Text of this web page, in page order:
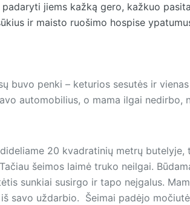
jiems kažką gero, kažkuo
ir maisto ruošimo hospise
buvo penki – keturios sesutės ir
automobilius, o mama ilgai nedirbo,
20 kvadratinių metrų butelyje,
šeimos laimė truko neilgai.
sunkiai susirgo ir tapo neįgalus.
savo uždarbio. Šeimai padėjo